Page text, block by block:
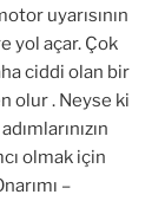
uyarısının
yol açar. Çok
ciddi olan bir
olur . Neyse ki
olmak için
–